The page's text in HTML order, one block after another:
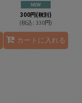
300円(税別)
(税込: 330円)
カートに入れる